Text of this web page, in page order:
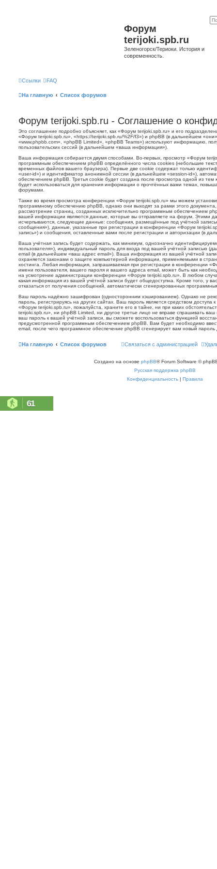
Форум
terijoki.spb.ru
Зеленогорск/Териоки. История и
современность.
Ссылки FAQ
На главную Список форумов
Форум terijoki.spb.ru - Соглашение о
Это соглашение подробно объясняет, как «Форум terijoki.spb.ru» и его
«Форум terijoki.spb.ru», «https://terijoki.spb.ru/%2F/f3») и phpBB (в дальнейшем
«www.phpbb.com», «phpBB Limited», «phpBB Teams») используют информацию,
пользовательских сессий (в дальнейшем «ваша информация»).
Ваша информация собирается двумя способами. Во-первых, просмотр «Форум
программным обеспечением phpBB определённого числа cookies (небольшие
временных файлов вашего браузера). Первые две cookie содержат только
«user-id») и идентификатор анонимной сессии (в дальнейшем «session-id»),
обеспечением phpBB. Третья cookie будет создана после просмотра одной из
будет использоваться для хранения информации о прочтённых вами темах,
форумами.
Также во время просмотра конференции «Форум terijoki.spb.ru» мы можем
программному обеспечению phpBB, однако они выходят за рамки этого документа,
рассмотрение страниц, созданных исключительно программным обеспечением
вашей информации являются данные, которые вы отправляете на форум. Этими
исчерпываются, следующие данные: сообщения, размещённые под учётной
сообщения»), данные, указанные при регистрации в конференции «Форум
запись») и сообщения, оставленные вами после регистрации и авторизации (в
Ваша учётная запись будет содержать, как минимум, однозначно
пользователя»), индивидуальный пароль для входа под вашей учётной записью
email (в дальнейшем «ваш адрес email»). Ваша информация из вашей учётной
охраняется законами о защите компьютерной информации, применяемыми в
хостинга. Любая информация, запрашиваемая при регистрации в конференции
имени пользователя, вашего пароля и вашего адреса email, может быть как
на усмотрение администрации конференции «Форум terijoki.spb.ru». В любом
какая информация из вашей учётной записи будет общедоступна. Кроме того, у
отказаться от получения сообщений, автоматически сгенерированных
Ваш пароль надёжно зашифрован (односторонним хэшированием). Однако не
пароль, регистрируясь на других сайтах. Ваш пароль является средством
«Форум terijoki.spb.ru», пожалуйста, храните его в тайне, ни при каких
terijoki.spb.ru», ни phpBB Limited, ни другое третье лицо не вправе спрашивать
ваш пароль к вашей учётной записи, вы сможете воспользоваться функцией
предусмотренной программным обеспечением phpBB. Вам будет необходимо
email, после чего программное обеспечение phpBB сгенерирует вам новый
На главную Список форумов Связаться с администрацией
Создано на основе phpBB® Forum Software ©
Русская поддержка phpBB
Конфиденциальность | Правила
61